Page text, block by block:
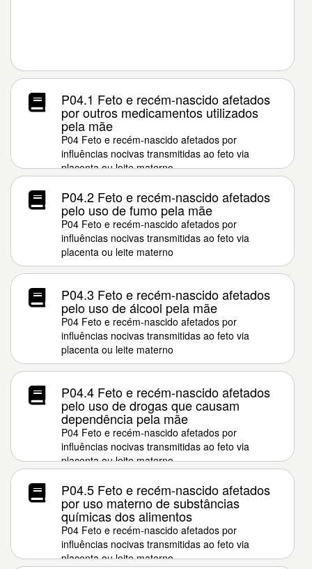
P04.1 Feto e recém-nascido afetados
por outros medicamentos utilizados
pela mãe
P04 Feto e recém-nascido afetados por
influências nocivas transmitidas ao feto via
placenta ou leite materno
P04.2 Feto e recém-nascido afetados
pelo uso de fumo pela mãe
P04 Feto e recém-nascido afetados por
influências nocivas transmitidas ao feto via
placenta ou leite materno
P04.3 Feto e recém-nascido afetados
pelo uso de álcool pela mãe
P04 Feto e recém-nascido afetados por
influências nocivas transmitidas ao feto via
placenta ou leite materno
P04.4 Feto e recém-nascido afetados
pelo uso de drogas que causam
dependência pela mãe
P04 Feto e recém-nascido afetados por
influências nocivas transmitidas ao feto via
placenta ou leite materno
P04.5 Feto e recém-nascido afetados
por uso materno de substâncias
químicas dos alimentos
P04 Feto e recém-nascido afetados por
influências nocivas transmitidas ao feto via
placenta ou leite materno